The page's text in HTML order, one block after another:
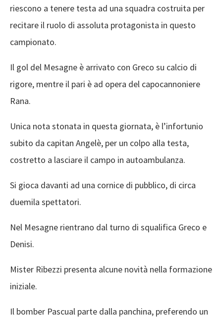
riescono a tenere testa ad una squadra costruita per
recitare il ruolo di assoluta protagonista in questo
campionato.
Il gol del Mesagne è arrivato con Greco su calcio di
rigore, mentre il pari è ad opera del capocannoniere
Rana.
Unica nota stonata in questa giornata, è l’infortunio
subito da capitan Angelè, per un colpo alla testa,
costretto a lasciare il campo in autoambulanza.
Si gioca davanti ad una cornice di pubblico, di circa
duemila spettatori.
Nel Mesagne rientrano dal turno di squalifica Greco e
Denisi.
Mister Ribezzi presenta alcune novità nella formazione
iniziale.
Il bomber Pascual parte dalla panchina, preferendo un